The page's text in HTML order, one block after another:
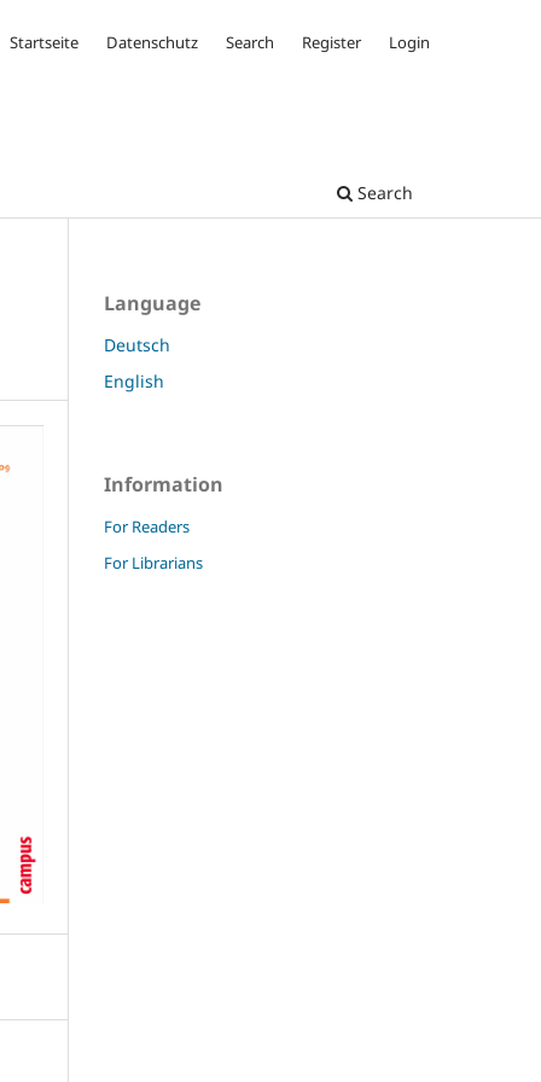
Search
Startseite Datenschutz Search Register Login
Language
Deutsch
English
Information
For Readers
For Librarians